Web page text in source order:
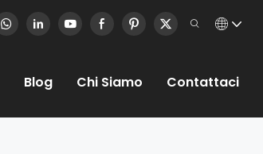
Blog Chi Siamo Contattaci